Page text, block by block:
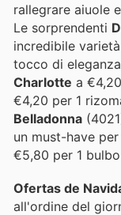
rallegrare aiuole
Le sorprendenti
incredibile
tocco di
Charlotte a
€4,20 per 1
Belladonna
un must-have
€5,80 per 1
Ofertas de
all'ordine del